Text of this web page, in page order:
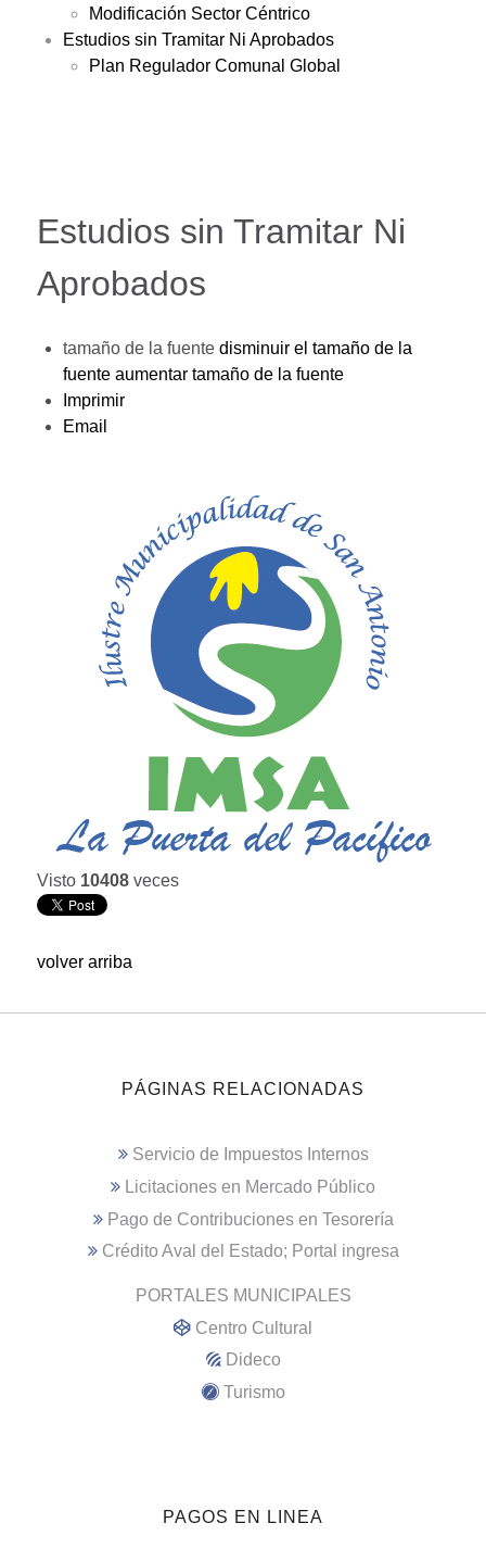
Modificación Sector Céntrico
Estudios sin Tramitar Ni Aprobados
Plan Regulador Comunal Global
Estudios sin Tramitar Ni
Aprobados
tamaño de la fuente disminuir el tamaño de la
fuente aumentar tamaño de la fuente
Imprimir
Email
Visto 10408 veces
volver arriba
PÁGINAS RELACIONADAS
Servicio de Impuestos Internos
Licitaciones en Mercado Público
Pago de Contribuciones en Tesorería
Crédito Aval del Estado; Portal ingresa
PORTALES MUNICIPALES
Centro Cultural
Dideco
Turismo
PAGOS EN LINEA